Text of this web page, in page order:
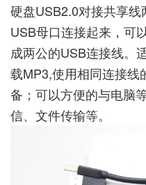
硬盘USB2.0对接共享
USB母口连接起来，可
成两公的USB连接线。
载MP3,使用相同连接线
备；可以方便的与电脑
信、文件传输等。